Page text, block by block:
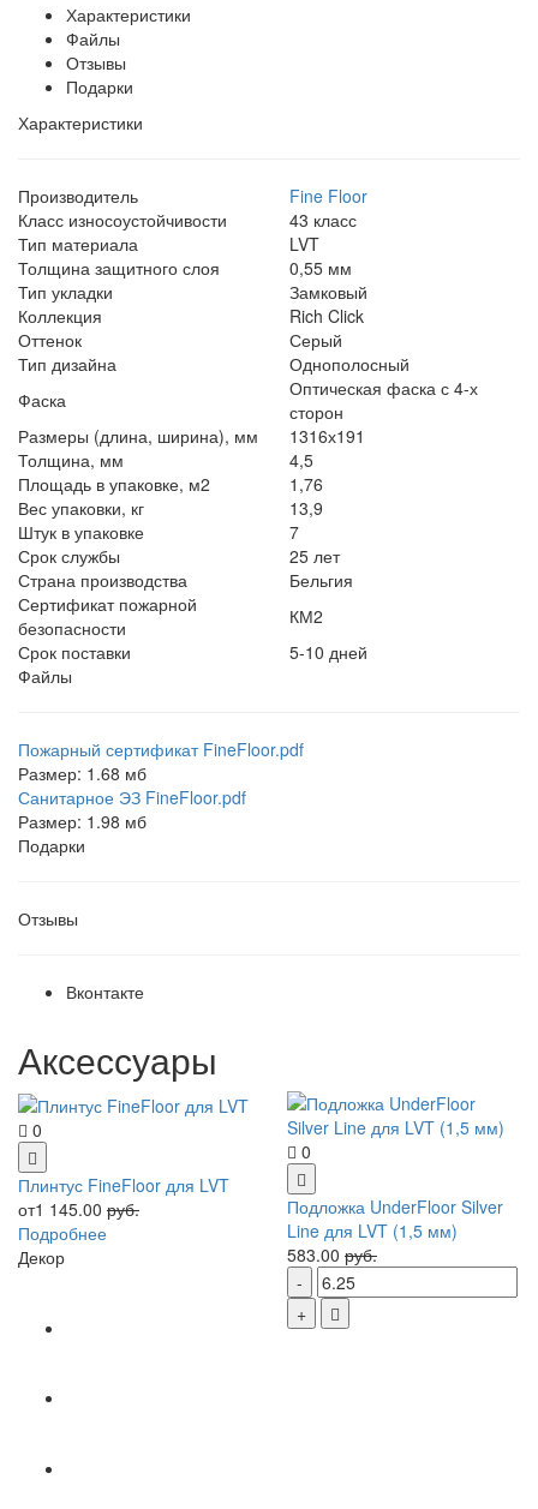
Характеристики
Файлы
Отзывы
Подарки
Характеристики
Производитель
Fine Floor
Класс износоустойчивости
43 класс
Тип материала
LVT
Толщина защитного слоя
0,55 мм
Тип укладки
Замковый
Коллекция
Rich Click
Оттенок
Серый
Тип дизайна
Однополосный
Фаска
Оптическая фаска с 4-х
сторон
Размеры (длина, ширина), мм
1316х191
Толщина, мм
4,5
Площадь в упаковке, м2
1,76
Вес упаковки, кг
13,9
Штук в упаковке
7
Срок службы
25 лет
Страна производства
Бельгия
Сертификат пожарной
безопасности
КМ2
Срок поставки
5-10 дней
Файлы
Пожарный сертификат FineFloor.pdf
Размер: 1.68 мб
Санитарное ЭЗ FineFloor.pdf
Размер: 1.98 мб
Подарки
Отзывы
Вконтакте
Аксессуары
0
Плинтус FineFloor для LVT
от1 145.00 руб.
Подробнее
Декор
0
Подложка UnderFloor Silver
Line для LVT (1,5 мм)
583.00 руб.